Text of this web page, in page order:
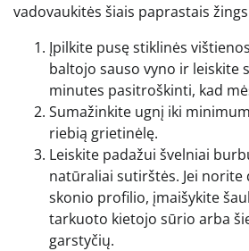
vadovaukitės šiais paprastais
Įpilkite pusę stiklinės
baltojo sauso vyno ir leiskite
minutes pasitroškinti, kad
Sumažinkite ugnį iki
riebią grietinėlę.
Leiskite padažui švelniai
natūraliai sutirštės. Jei norite
skonio profilio, įmaišykite
tarkuoto kietojo sūrio arba
garstyčių.